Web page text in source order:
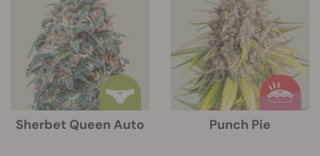
Sherbet Queen Auto Punch Pie